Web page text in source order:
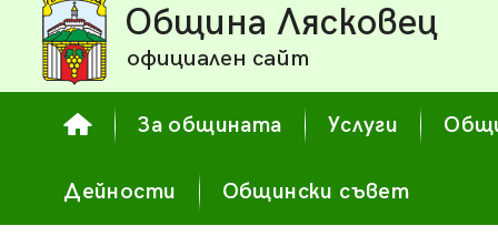
Община Лясковец
официален сайт
За общината Услуги
Дейности Общински съвет